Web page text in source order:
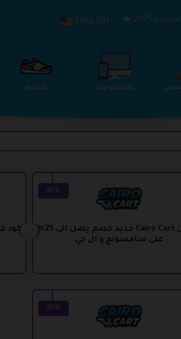
2025 🔥
ENGLISH
الالكترونيات الامهات والاطفال
25%
كوبون Cairo Cart جديد خصم يصل الى 25%
على سامسونج و ال جي
20%